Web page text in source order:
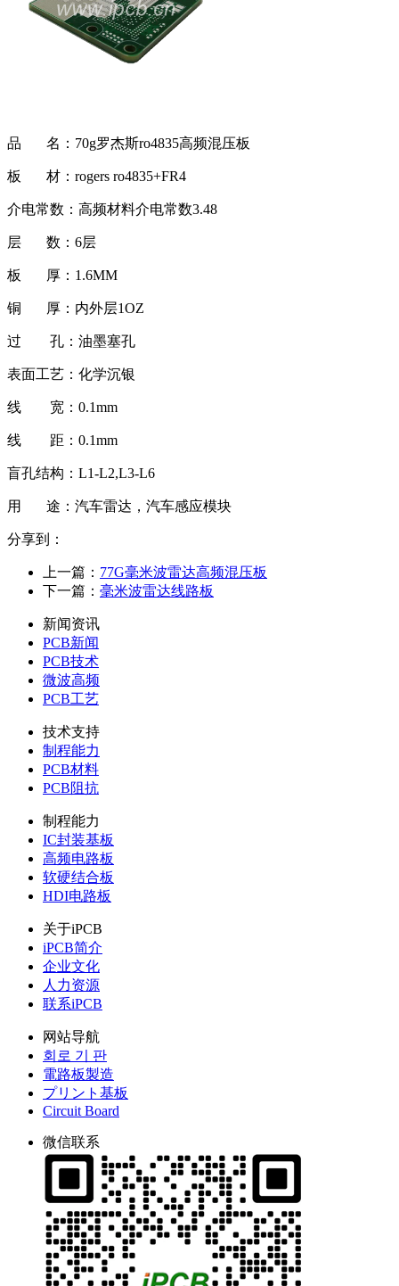
品 名：70g罗杰斯ro4835高频混压板
板 材：rogers ro4835+FR4
介电常数：高频材料介电常数3.48
层 数：6层
板 厚：1.6MM
铜 厚：内外层1OZ
过 孔：油墨塞孔
表面工艺：化学沉银
线 宽：0.1mm
线 距：0.1mm
盲孔结构：L1-L2,L3-L6
用 途：汽车雷达，汽车感应模块
分享到：
上一篇： 77G毫米波雷达高频混压板
下一篇： 毫米波雷达线路板
新闻资讯
PCB新闻
PCB技术
微波高频
PCB工艺
技术支持
制程能力
PCB材料
PCB阻抗
制程能力
IC封装基板
高频电路板
软硬结合板
HDI电路板
关于iPCB
iPCB简介
企业文化
人力资源
联系iPCB
网站导航
회로 기 판
電路板製造
プリント基板
Circuit Board
微信联系